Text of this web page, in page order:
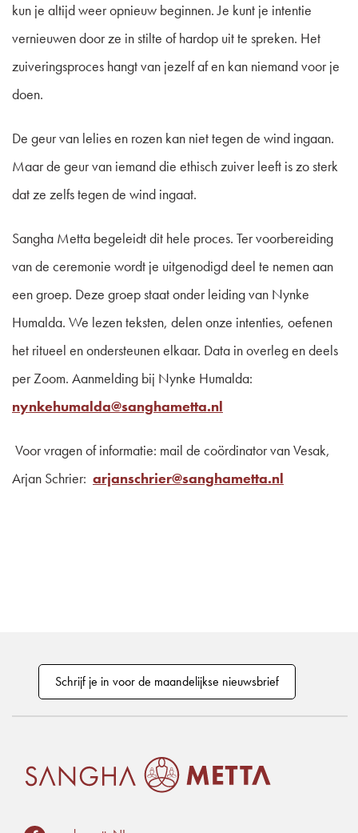
kun je altijd weer opnieuw beginnen. Je kunt je intentie
vernieuwen door ze in stilte of hardop uit te spreken. Het
zuiveringsproces hangt van jezelf af en kan niemand voor je
doen.
De geur van lelies en rozen kan niet tegen de wind ingaan.
Maar de geur van iemand die ethisch zuiver leeft is zo sterk
dat ze zelfs tegen de wind ingaat.
Sangha Metta begeleidt dit hele proces. Ter voorbereiding
van de ceremonie wordt je uitgenodigd deel te nemen aan
een groep. Deze groep staat onder leiding van Nynke
Humalda. We lezen teksten, delen onze intenties, oefenen
het ritueel en ondersteunen elkaar. Data in overleg en deels
per Zoom. Aanmelding bij Nynke Humalda:
nynkehumalda@sanghametta.nl
Voor vragen of informatie: mail de coördinator van Vesak,
Arjan Schrier: arjanschrier@sanghametta.nl
Schrijf je in voor de maandelijkse nieuwsbrief